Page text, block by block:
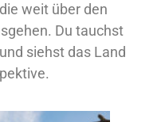
weit über den
Du tauchst
siehst das Land